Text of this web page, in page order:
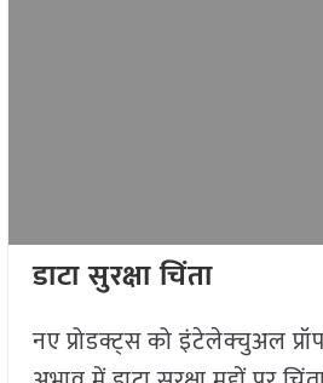
डाटा सुरक्षा चिंता
नए प्रोडक्ट्स को इंटेलेक्चुअल